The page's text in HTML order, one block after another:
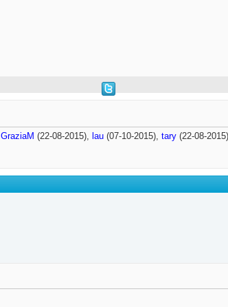
GraziaM (22-08-2015), lau (07-10-2015), tary (22-08-2015)